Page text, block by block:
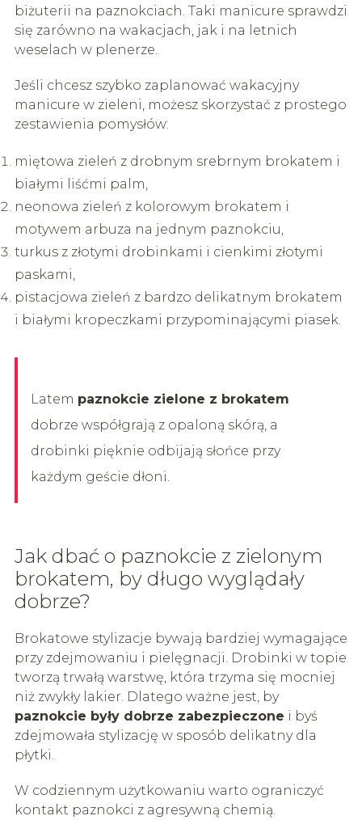
biżuterii na paznokciach. Taki manicure sprawdzi
się zarówno na wakacjach, jak i na letnich
weselach w plenerze.
Jeśli chcesz szybko zaplanować wakacyjny
manicure w zieleni, możesz skorzystać z prostego
zestawienia pomysłów:
miętowa zieleń z drobnym srebrnym brokatem i
białymi liśćmi palm,
neonowa zieleń z kolorowym brokatem i
motywem arbuza na jednym paznokciu,
turkus z złotymi drobinkami i cienkimi złotymi
paskami,
pistacjowa zieleń z bardzo delikatnym brokatem
i białymi kropeczkami przypominającymi piasek.
Latem paznokcie zielone z brokatem
dobrze współgrają z opaloną skórą, a
drobinki pięknie odbijają słońce przy
każdym geście dłoni.
Jak dbać o paznokcie z zielonym
brokatem, by długo wyglądały
dobrze?
Brokatowe stylizacje bywają bardziej wymagające
przy zdejmowaniu i pielęgnacji. Drobinki w topie
tworzą trwałą warstwę, która trzyma się mocniej
niż zwykły lakier. Dlatego ważne jest, by
paznokcie były dobrze zabezpieczone i byś
zdejmowała stylizację w sposób delikatny dla
płytki.
W codziennym użytkowaniu warto ograniczyć
kontakt paznokci z agresywną chemią.